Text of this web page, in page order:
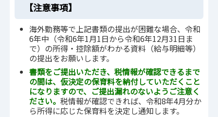
【注意事項】
海外勤務等で上記書類の提出が困難な場合、令和
6年中（令和6年1月1日から令和6年12月31日ま
で）の所得・控除額がわかる資料（給与明細等）
の提出をお願いします。
書類をご提出いただき、税情報が確認できるまで
の間は、仮決定の保育料を納付していただくこと
になりますので、ご提出漏れのないようご注意く
ださい。 税情報が確認できれば、令和8年4月分か
ら所得に応じた保育料を決定し通知します。